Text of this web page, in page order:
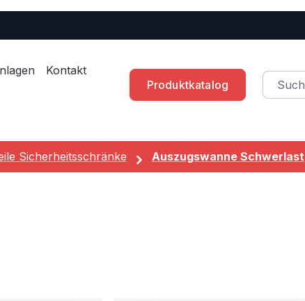
Kontakt
Produktkatalog
Sicherheitsschränke Auszugswanne Schwerlast